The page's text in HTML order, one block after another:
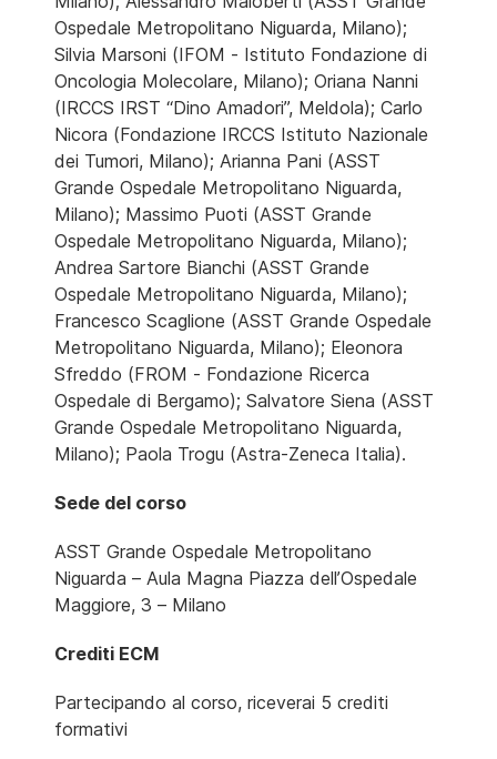
Ospedale Metropolitano Niguarda, Milano);
Silvia Marsoni (IFOM - Istituto Fondazione di
Oncologia Molecolare, Milano); Oriana Nanni
(IRCCS IRST “Dino Amadori”, Meldola); Carlo
Nicora (Fondazione IRCCS Istituto Nazionale
dei Tumori, Milano); Arianna Pani (ASST
Grande Ospedale Metropolitano Niguarda,
Milano); Massimo Puoti (ASST Grande
Ospedale Metropolitano Niguarda, Milano);
Andrea Sartore Bianchi (ASST Grande
Ospedale Metropolitano Niguarda, Milano);
Francesco Scaglione (ASST Grande Ospedale
Metropolitano Niguarda, Milano); Eleonora
Sfreddo (FROM - Fondazione Ricerca
Ospedale di Bergamo); Salvatore Siena (ASST
Grande Ospedale Metropolitano Niguarda,
Milano); Paola Trogu (Astra-Zeneca Italia).
Sede del corso
ASST Grande Ospedale Metropolitano
Niguarda – Aula Magna Piazza dell’Ospedale
Maggiore, 3 – Milano
Crediti ECM
Partecipando al corso, riceverai 5 crediti
formativi